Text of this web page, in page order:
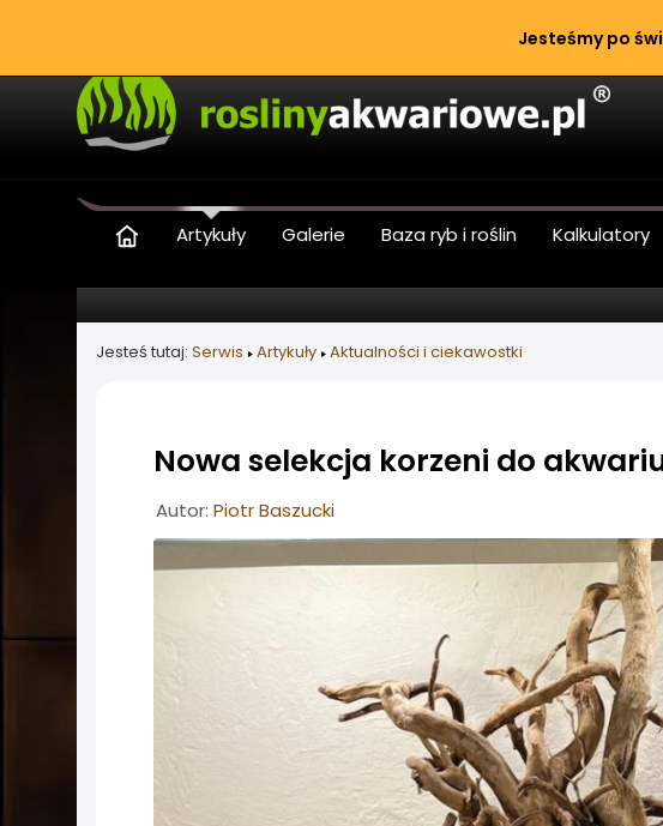
Jesteśmy po
Artykuły Galerie Baza ryb i roślin Kalkulatory
Jesteś tutaj: Serwis Artykuły Aktualności i ciekawostki
Nowa selekcja korzeni do
Informacje o artykule
Autor: Piotr Baszucki